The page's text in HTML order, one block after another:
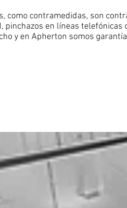
como contramedidas, son
pinchazos en líneas telefónicas
y en Apherton somos